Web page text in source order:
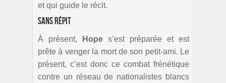
et qui guide le récit.
Sans répit
À présent, Hope s’est préparée et est
prête à venger la mort de son petit-ami. Le
présent, c’est donc ce combat frénétique
contre un réseau de nationalistes blancs